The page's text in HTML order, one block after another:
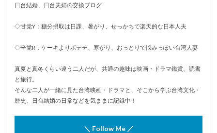
日台結婚、日台夫婦の交換ブログ
◇甘党Y：糖分摂取は日課、暑がり、せっかちで楽天的な日本人夫
◇辛党R：ケーキよりポテチ、寒がり、おっとりで悩みっぽい台湾人妻
真夏と真冬くらい違う二人だが、共通の趣味は映画・ドラマ鑑賞、読書
と旅行。
そんな二人が一緒に見た台湾映画・ドラマと、そこから学ぶ台湾文化・
歴史、日台結婚の日常などを気ままに記録中！
＼ Follow Me ／